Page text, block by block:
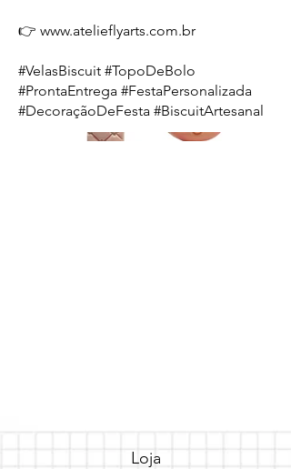
👉 www.atelieflyarts.com.br
#VelasBiscuit #TopoDeBolo
#ProntaEntrega #FestaPersonalizada
#DecoraçãoDeFesta #BiscuitArtesanal
Loja